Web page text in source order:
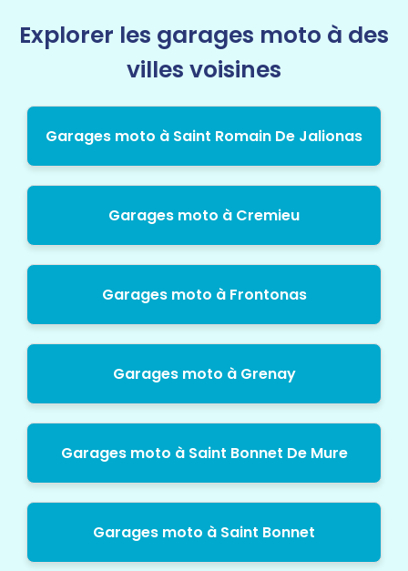
Explorer les garages moto à des
villes voisines
Garages moto à Saint Romain De Jalionas
Garages moto à Cremieu
Garages moto à Frontonas
Garages moto à Grenay
Garages moto à Saint Bonnet De Mure
Garages moto à Saint Bonnet